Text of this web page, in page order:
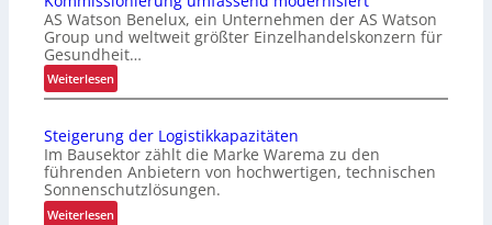
a
g
a
r
U
n
i
AS Watson Benelux, ein Unternehmen der AS Watson
Group und weltweit größter Einzelhandelskonzern für
Gesundheit…
Weiterlesen:
K
m
m
i
s
Steigerung der Logistikkapazitäten
Im Bausektor zählt die Marke Warema zu den
führenden Anbietern von hochwertigen, technischen
Sonnenschutzlösungen.
Weiterlesen: